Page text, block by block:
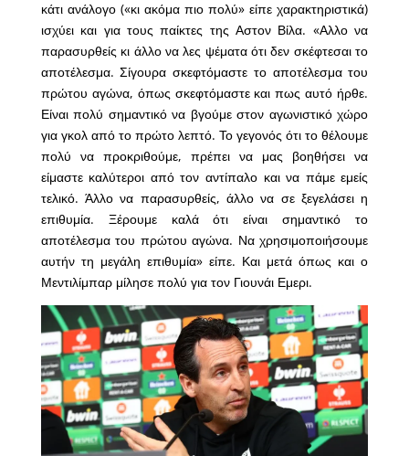
κάτι ανάλογο («κι ακόμα πιο πολύ» είπε χαρακτηριστικά)
ισχύει και για τους παίκτες της Αστον Βίλα. «Αλλο να
παρασυρθείς κι άλλο να λες ψέματα ότι δεν σκέφτεσαι το
αποτέλεσμα. Σίγουρα σκεφτόμαστε το αποτέλεσμα του
πρώτου αγώνα, όπως σκεφτόμαστε και πως αυτό ήρθε.
Είναι πολύ σημαντικό να βγούμε στον αγωνιστικό χώρο
για γκολ από το πρώτο λεπτό. Το γεγονός ότι το θέλουμε
πολύ να προκριθούμε, πρέπει να μας βοηθήσει να
είμαστε καλύτεροι από τον αντίπαλο και να πάμε εμείς
τελικό. Άλλο να παρασυρθείς, άλλο να σε ξεγελάσει η
επιθυμία. Ξέρουμε καλά ότι είναι σημαντικό το
αποτέλεσμα του πρώτου αγώνα. Να χρησιμοποιήσουμε
αυτήν τη μεγάλη επιθυμία» είπε. Και μετά όπως και ο
Μεντιλίμπαρ μίλησε πολύ για τον Γιουνάι Εμερι.